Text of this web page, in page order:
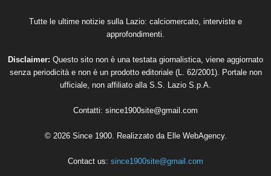
Tutte le ultime notizie sulla Lazio: calciomercato, interviste e
approfondimenti.
Disclaimer: Questo sito non è una testata giornalistica, viene aggiornato
senza periodicità e non è un prodotto editoriale (L. 62/2001). Portale non
ufficiale, non affiliato alla S.S. Lazio S.p.A.
Contatti: since1900site@gmail.com
© 2026 Since 1900. Realizzato da Elle WebAgency.
Contact us: since1900site@gmail.com